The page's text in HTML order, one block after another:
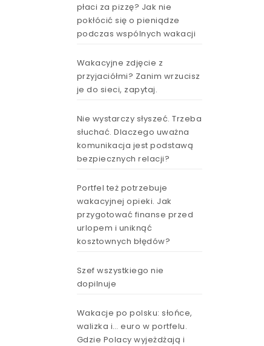
płaci za pizzę? Jak nie
pokłócić się o pieniądze
podczas wspólnych wakacji
Wakacyjne zdjęcie z
przyjaciółmi? Zanim wrzucisz
je do sieci, zapytaj.
Nie wystarczy słyszeć. Trzeba
słuchać. Dlaczego uważna
komunikacja jest podstawą
bezpiecznych relacji?
Portfel też potrzebuje
wakacyjnej opieki. Jak
przygotować finanse przed
urlopem i uniknąć
kosztownych błędów?
Szef wszystkiego nie
dopilnuje
Wakacje po polsku: słońce,
walizka i… euro w portfelu.
Gdzie Polacy wyjeżdżają i